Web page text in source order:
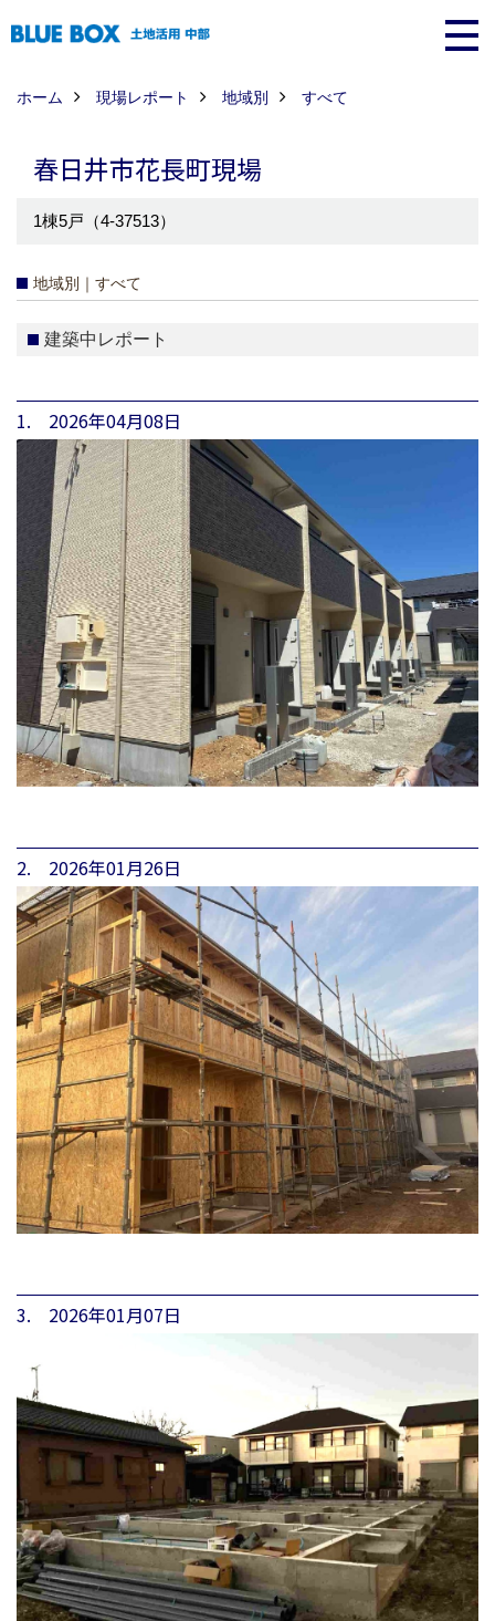
ホーム 現場レポート 地域別 すべて
春日井市花長町現場
1棟5戸（4-37513）
地域別｜すべて
建築中レポート
1. 2026年04月08日
2. 2026年01月26日
3. 2026年01月07日